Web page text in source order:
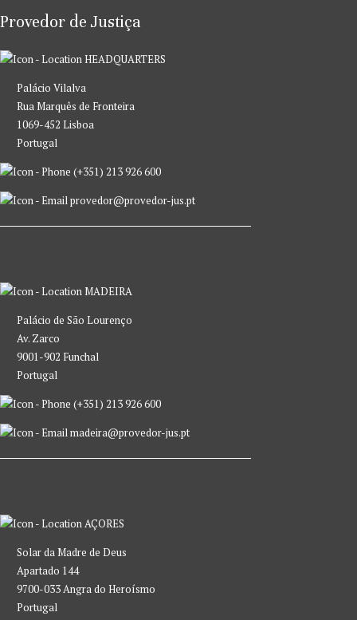
Provedor de Justiça
HEADQUARTERS
Palácio Vilalva
Rua Marquês de Fronteira
1069-452 Lisboa
Portugal
(+351) 213 926 600
provedor@provedor-jus.pt
MADEIRA
Palácio de São Lourenço
Av. Zarco
9001-902 Funchal
Portugal
(+351) 213 926 600
madeira@provedor-jus.pt
AÇORES
Solar da Madre de Deus
Apartado 144
9700-033 Angra do Heroísmo
Portugal